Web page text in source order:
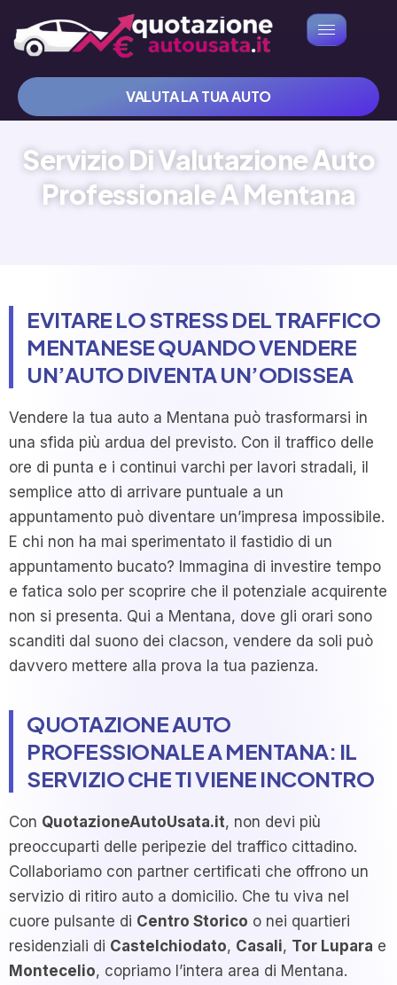
VALUTA LA TUA AUTO
Servizio Di Valutazione Auto
Professionale A Mentana
EVITARE LO STRESS DEL TRAFFICO
MENTANESE QUANDO VENDERE
UN’AUTO DIVENTA UN’ODISSEA
Vendere la tua auto a Mentana può trasformarsi in
una sfida più ardua del previsto. Con il traffico delle
ore di punta e i continui varchi per lavori stradali, il
semplice atto di arrivare puntuale a un
appuntamento può diventare un’impresa impossibile.
E chi non ha mai sperimentato il fastidio di un
appuntamento bucato? Immagina di investire tempo
e fatica solo per scoprire che il potenziale acquirente
non si presenta. Qui a Mentana, dove gli orari sono
scanditi dal suono dei clacson, vendere da soli può
davvero mettere alla prova la tua pazienza.
QUOTAZIONE AUTO
PROFESSIONALE A MENTANA: IL
SERVIZIO CHE TI VIENE INCONTRO
Con QuotazioneAutoUsata.it, non devi più
preoccuparti delle peripezie del traffico cittadino.
Collaboriamo con partner certificati che offrono un
servizio di ritiro auto a domicilio. Che tu viva nel
cuore pulsante di Centro Storico o nei quartieri
residenziali di Castelchiodato, Casali, Tor Lupara e
Montecelio, copriamo l’intera area di Mentana.